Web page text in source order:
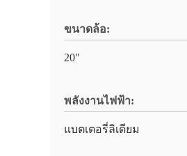
ขนาดล้อ:
20"
พลังงานไฟฟ้า:
แบตเตอรี่ลิเดียม